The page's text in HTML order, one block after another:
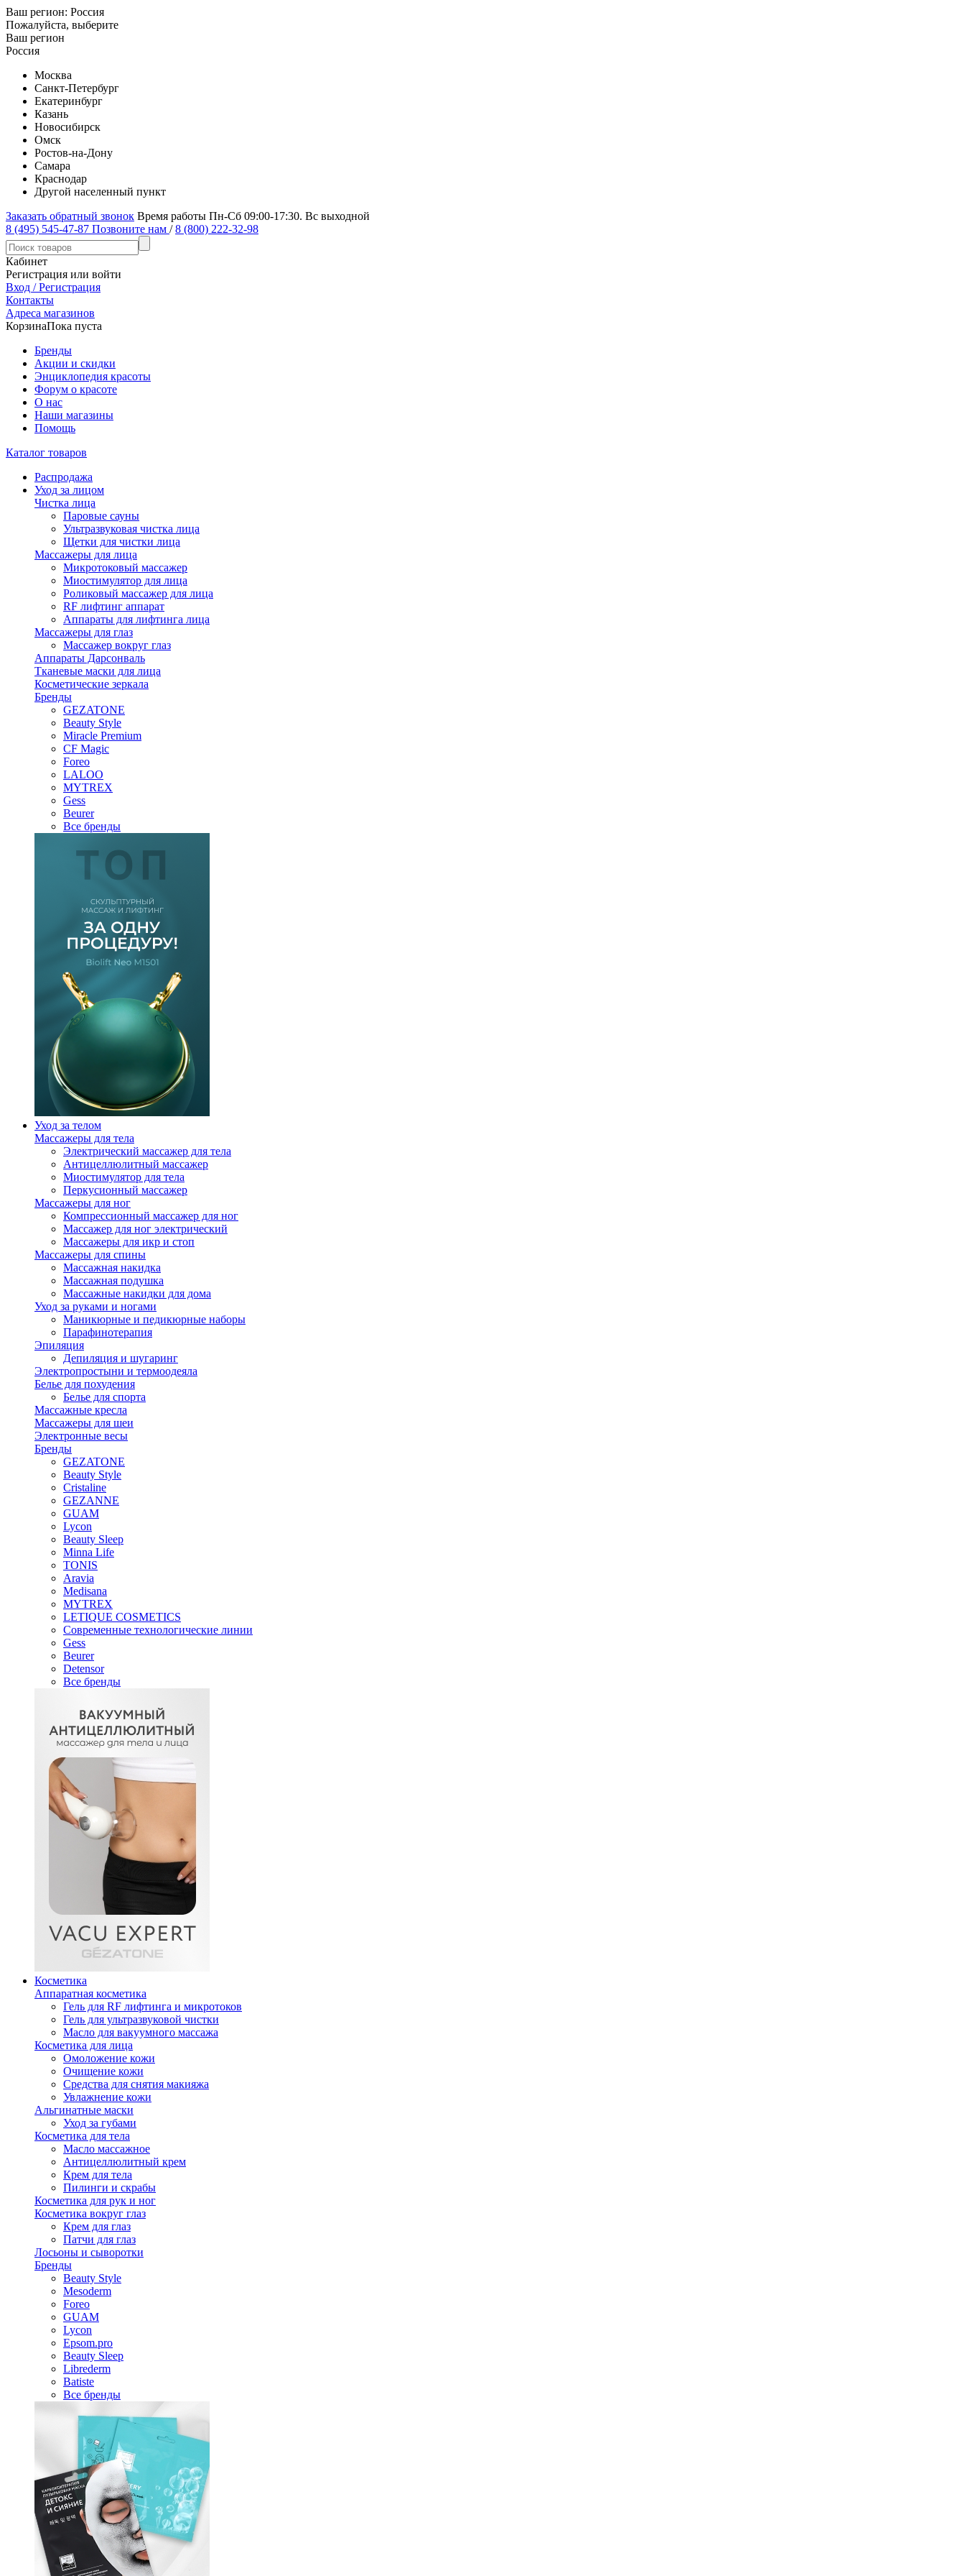
Ваш регион: Россия
Пожалуйста, выберите
Ваш регион
Россия
Москва
Санкт-Петербург
Екатеринбург
Казань
Новосибирск
Омск
Ростов-на-Дону
Самара
Краснодар
Другой населенный пункт
Заказать обратный звонок Время работы Пн-Сб 09:00-17:30. Вс выходной
8 (495) 545-47-87 Позвоните нам / 8 (800) 222-32-98
Кабинет
Регистрация или войти
Вход / Регистрация
Контакты
Адреса магазинов
КорзинаПока пуста
Бренды
Акции и скидки
Энциклопедия красоты
Форум о красоте
О нас
Наши магазины
Помощь
Каталог товаров
Распродажа
Уход за лицом
Чистка лица
Паровые сауны
Ультразвуковая чистка лица
Щетки для чистки лица
Массажеры для лица
Микротоковый массажер
Миостимулятор для лица
Роликовый массажер для лица
RF лифтинг аппарат
Аппараты для лифтинга лица
Массажеры для глаз
Массажер вокруг глаз
Аппараты Дарсонваль
Тканевые маски для лица
Косметические зеркала
Бренды
GEZATONE
Beauty Style
Miracle Premium
CF Magic
Foreo
LALOO
MYTREX
Gess
Beurer
Все бренды
Уход за телом
Массажеры для тела
Электрический массажер для тела
Антицеллюлитный массажер
Миостимулятор для тела
Перкусионный массажер
Массажеры для ног
Компрессионный массажер для ног
Массажер для ног электрический
Массажеры для икр и стоп
Массажеры для спины
Массажная накидка
Массажная подушка
Массажные накидки для дома
Уход за руками и ногами
Маникюрные и педикюрные наборы
Парафинотерапия
Эпиляция
Депиляция и шугаринг
Электропростыни и термоодеяла
Белье для похудения
Белье для спорта
Массажные кресла
Массажеры для шеи
Электронные весы
Бренды
GEZATONE
Beauty Style
Cristaline
GEZANNE
GUAM
Lycon
Beauty Sleep
Minna Life
TONIS
Aravia
Medisana
MYTREX
LETIQUE COSMETICS
Современные технологические линии
Gess
Beurer
Detensor
Все бренды
Косметика
Аппаратная косметика
Гель для RF лифтинга и микротоков
Гель для ультразвуковой чистки
Масло для вакуумного массажа
Косметика для лица
Омоложение кожи
Очищение кожи
Средства для снятия макияжа
Увлажнение кожи
Альгинатные маски
Уход за губами
Косметика для тела
Масло массажное
Антицеллюлитный крем
Крем для тела
Пилинги и скрабы
Косметика для рук и ног
Косметика вокруг глаз
Крем для глаз
Патчи для глаз
Лосьоны и сыворотки
Бренды
Beauty Style
Mesoderm
Foreo
GUAM
Lycon
Epsom.pro
Beauty Sleep
Librederm
Batiste
Все бренды